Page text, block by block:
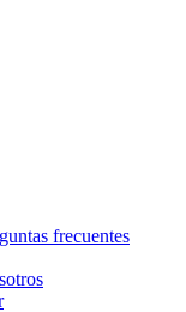
frecuentes